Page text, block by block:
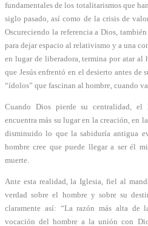
fundamentales de los totalitarismos que
siglo pasado, así como de la crisis de
Oscureciendo la referencia a Dios,
para dejar espacio al relativismo y a una
en lugar de liberadora, termina por atar al
que Jesús enfrentó en el desierto antes de
“ídolos” que fascinan al hombre, cuando
Cuando Dios pierde su centralidad,
encuentra más su lugar en la creación, en
disminuido lo que la sabiduría antigua
hombre cree que puede llegar a ser él
muerte.
Ante esta realidad, la Iglesia, fiel al
verdad sobre el hombre y sobre su
claramente así: “La razón más alta de
vocación del hombre a la unión con